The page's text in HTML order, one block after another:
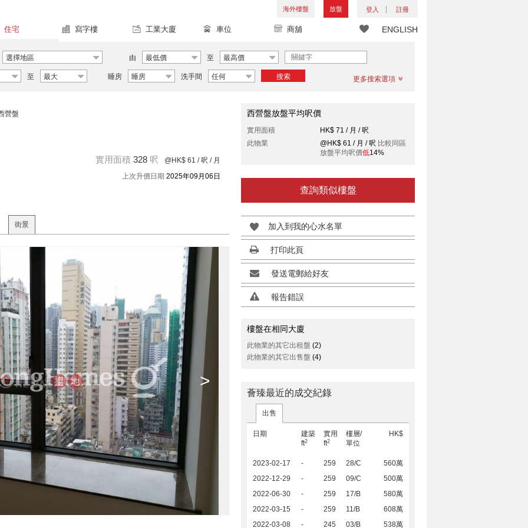
海外樓盤 放盤 登入 註冊
ENGLISH
住宅 寫字樓 工業大廈 車位 商舖
選擇地區 由 最低價 至 最高價
至 最大 睡房 睡房 洗手間 任何 搜索 更多搜索選項
營盤
實用面積 328 呎 @HK$ 61 / 呎 / 月
上次升價日期 2025年09月06日
街景
>
西營盤放盤平均呎價
實用面積
HK$ 71 / 月 / 呎
此物業
@HK$ 61 / 月 / 呎 比較同區
放盤平均呎價低14%
查詢類似樓盤
加入到我的心水名單
打印此頁
發送電郵給好友
報告錯誤
樓盤在相同大廈
此物業的其它出租盤 (2)
此物業的其它出售盤 (4)
薈臻最近的成交紀錄
出售
日期
建築
ft2
實用
ft2
樓層/
單位
HK$
2023-02-17 - 259 28/C
560萬
2022-12-29
- 259 09/C
500萬
2022-06-30
- 259 17/B
580萬
2022-03-15
- 259 11/B
608萬
2022-03-08
- 245 03/B 538萬